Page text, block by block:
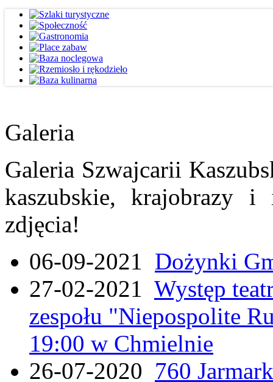
Galeria
Galeria Szwajcarii
kaszubskie, krajobrazy
zdjęcia!
06-09-2021 Dożynki
27-02-2021 Występ
zespołu "Niepospolite
19:00 w Chmielnie
26-07-2020 760